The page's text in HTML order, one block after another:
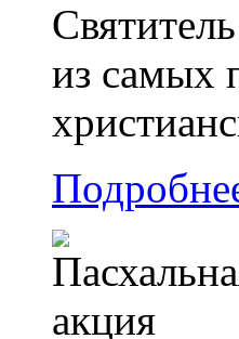
из самых